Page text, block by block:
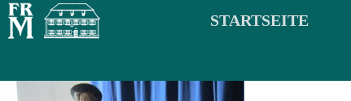
STARTSEITE